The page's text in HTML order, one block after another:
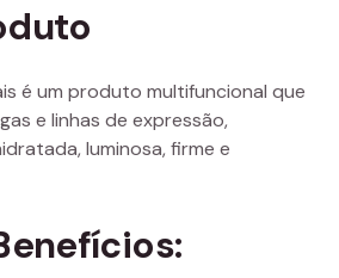
é um produto multifuncional que
e linhas de expressão,
luminosa, firme e